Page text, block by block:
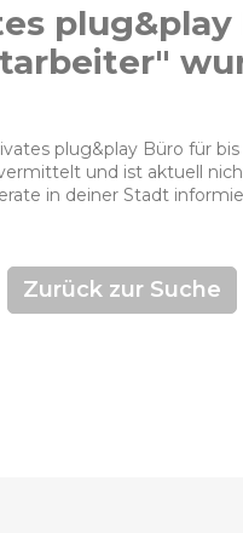
plug&play
plug&play Büro für
und ist aktuell
in deiner Stadt
Zurück zur Suche